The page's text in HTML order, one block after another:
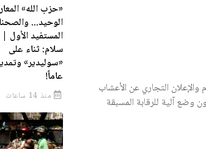
والإعلان التجاري عن الأعشاب
وضع آلية للرقابة المسبقة
«حزب الله»
الوحيد...
المستفيد
سلام: ثناء على
عاماً!
منذ 14 ساعات